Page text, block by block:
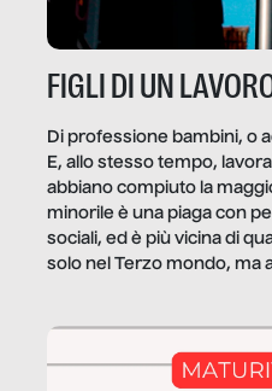
FIGLI DI UN
Di professione bambini, o
E, allo stesso tempo,
abbiano compiuto la
minorile è una piaga con
sociali, ed è più vicina di
solo nel Terzo mondo, ma